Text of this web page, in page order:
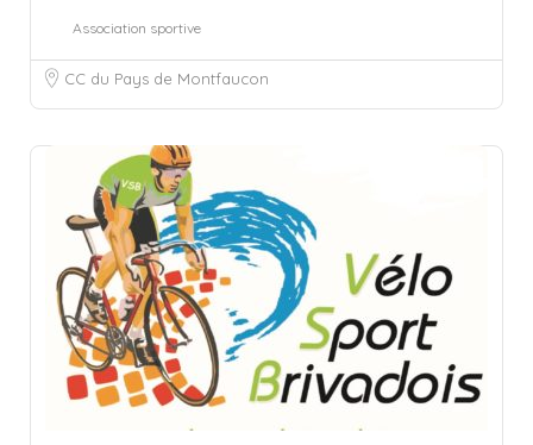
Association sportive
CC du Pays de Montfaucon